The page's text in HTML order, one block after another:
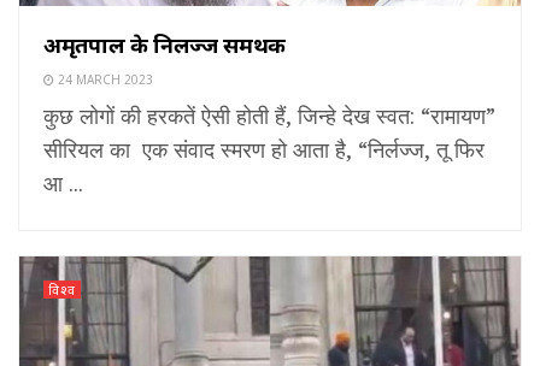
अमृतपाल के निर्लज्ज समर्थक
24 MARCH 2023
कुछ लोगों की हरकतें ऐसी होती हैं, जिन्हे देख स्वत: “रामायण”
सीरियल का एक संवाद स्मरण हो आता है, “निर्लज्ज, तू फिर
आ ...
विश्व